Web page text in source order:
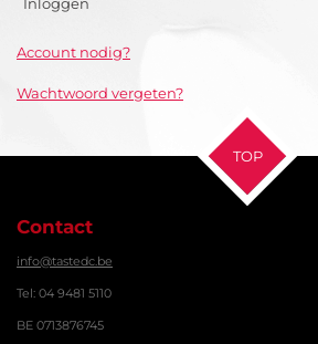
Account nodig?
Wachtwoord vergeten?
TOP
Contact
info@tastedc.be
Tel: 04 9481 5110
BE 0713876745